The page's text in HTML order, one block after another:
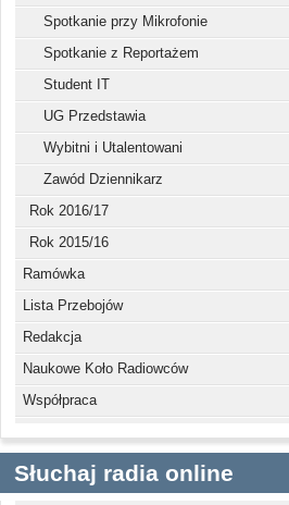
Spotkanie przy Mikrofonie
Spotkanie z Reportażem
Student IT
UG Przedstawia
Wybitni i Utalentowani
Zawód Dziennikarz
Rok 2016/17
Rok 2015/16
Ramówka
Lista Przebojów
Redakcja
Naukowe Koło Radiowców
Współpraca
Słuchaj radia online